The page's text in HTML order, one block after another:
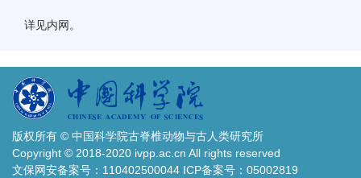
详见内网。
版权所有 © 中国科学院古脊椎动物与古人类研究所
Copyright © 2018-2020 ivpp.ac.cn All rights reserved
文保网安备案号：110402500044 ICP备案号：05002819